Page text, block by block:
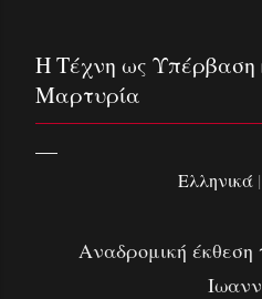
Η Τέχνη ως Υπέρβαση
Μαρτυρία
Ελληνικά |
Αναδρομική